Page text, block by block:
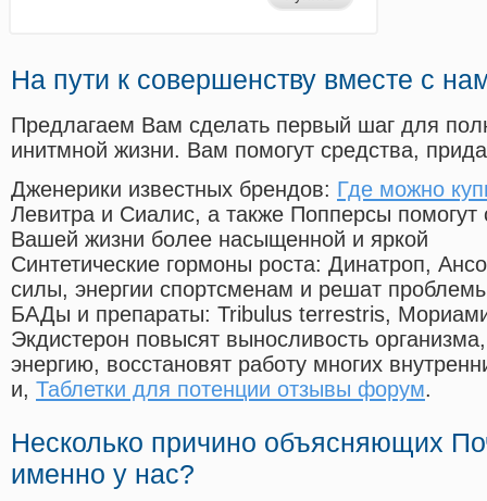
На пути к совершенству вместе с
Предлагаем Вам сделать первый шаг для
инитмной жизни. Вам помогут средства,
Дженерики известных брендов: Где можно
Левитра и Сиалис, а также Попперсы помогут
Вашей жизни более насыщенной и яркой
Синтетические гормоны роста: Динатроп,
силы, энергии спортсменам и решат
БАДы и препараты: Tribulus terrestris,
Экдистерон повысят выносливость
энергию, восстановят работу многих
и, Таблетки для потенции отзывы форум.
Несколько причино объясняющих
именно у нас?